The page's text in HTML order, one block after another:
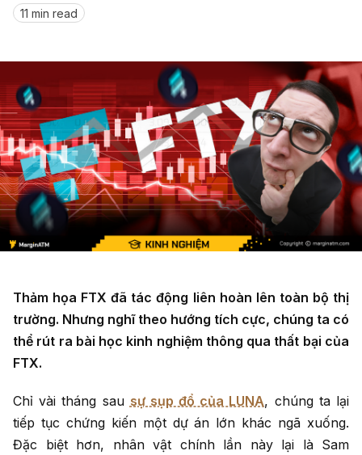
11 min read
Thảm họa FTX đã tác động liên hoàn lên toàn bộ thị
trường. Nhưng nghĩ theo hướng tích cực, chúng ta có
thể rút ra bài học kinh nghiệm thông qua thất bại của
FTX.
Chỉ vài tháng sau sự sụp đổ của LUNA, chúng ta lại
tiếp tục chứng kiến một dự án lớn khác ngã xuống.
Đặc biệt hơn, nhân vật chính lần này lại là Sam